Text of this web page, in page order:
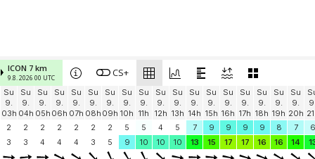
ICON 7 km
9.8. 2026 00 UTC CS+
Su
9.
03h
Su
9.
04h
Su
9.
05h
Su
9.
06h
Su
9.
07h
Su
9.
08h
Su
9.
09h
Su
9.
10h
Su
9.
11h
Su
9.
12h
Su
9.
13h
Su
9.
14h
Su
9.
15h
Su
9.
16h
Su
9.
17h
Su
9.
18h
Su
9.
19h
Su
9.
20h
2
2 2 2 2 2 2 5 5 4 5 7 9 9 9 9 8 7
6
3
3 4 4 4 3 5 9 10 10 10 13 15 17 17 16 16 14